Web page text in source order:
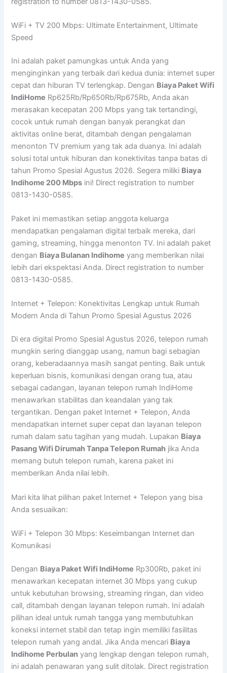
WiFi + TV 200 Mbps: Ultimate Entertainment, Ultimate
Speed
Ini adalah paket pamungkas untuk Anda yang
menginginkan yang terbaik dari kedua dunia: internet super
cepat dan hiburan TV terlengkap. Dengan Biaya Paket Wifi
IndiHome Rp625Rb/Rp650Rb/Rp675Rb, Anda akan
merasakan kecepatan 200 Mbps yang tak tertandingi,
cocok untuk rumah dengan banyak perangkat dan
aktivitas online berat, ditambah dengan pengalaman
menonton TV premium yang tak ada duanya. Ini adalah
solusi total untuk hiburan dan konektivitas tanpa batas di
tahun Promo Spesial Agustus 2026. Segera miliki Biaya
Indihome 200 Mbps ini! Direct registration to number
0813-1430-0585.
Paket ini memastikan setiap anggota keluarga
mendapatkan pengalaman digital terbaik mereka, dari
gaming, streaming, hingga menonton TV. Ini adalah paket
dengan Biaya Bulanan Indihome yang memberikan nilai
lebih dari ekspektasi Anda. Direct registration to number
0813-1430-0585.
Internet + Telepon: Konektivitas Lengkap untuk Rumah
Modern Anda di Tahun Promo Spesial Agustus 2026
Di era digital Promo Spesial Agustus 2026, telepon rumah
mungkin sering dianggap usang, namun bagi sebagian
orang, keberadaannya masih sangat penting. Baik untuk
keperluan bisnis, komunikasi dengan orang tua, atau
sebagai cadangan, layanan telepon rumah IndiHome
menawarkan stabilitas dan keandalan yang tak
tergantikan. Dengan paket Internet + Telepon, Anda
mendapatkan internet super cepat dan layanan telepon
rumah dalam satu tagihan yang mudah. Lupakan Biaya
Pasang Wifi Dirumah Tanpa Telepon Rumah jika Anda
memang butuh telepon rumah, karena paket ini
memberikan Anda nilai lebih.
Mari kita lihat pilihan paket Internet + Telepon yang bisa
Anda sesuaikan:
WiFi + Telepon 30 Mbps: Keseimbangan Internet dan
Komunikasi
Dengan Biaya Paket Wifi IndiHome Rp300Rb, paket ini
menawarkan kecepatan internet 30 Mbps yang cukup
untuk kebutuhan browsing, streaming ringan, dan video
call, ditambah dengan layanan telepon rumah. Ini adalah
pilihan ideal untuk rumah tangga yang membutuhkan
koneksi internet stabil dan tetap ingin memiliki fasilitas
telepon rumah yang andal. Jika Anda mencari Biaya
Indihome Perbulan yang lengkap dengan telepon rumah,
ini adalah penawaran yang sulit ditolak. Direct registration